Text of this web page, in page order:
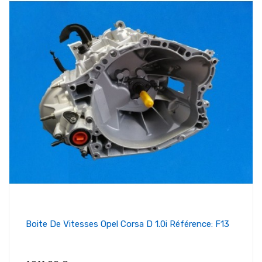
Boite De Vitesses Opel Corsa D 1.0i Référence: F13